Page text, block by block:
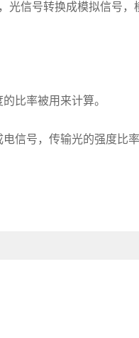
信号转换成模拟信号，
比率被用来计算。
号，传输光的强度比率